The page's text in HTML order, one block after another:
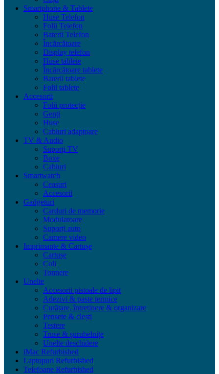
Smartphone & Tablete
Huse Telefon
Folii Telefon
Baterii Telefon
Încărcătoare
Display telefon
Huse tablete
Încărcătoare tablete
Baterii tablete
Folii tablete
Accesorii
Folii protecție
Genți
Huse
Cabluri adaptoare
TV & Audio
Suporți TV
Boxe
Cabluri
Smartwatch
Ceasuri
Accesorii
Gadgeturi
Carduri de memorie
Modulatoare
Suporți auto
Camere video
Imprimante & Cartușe
Cartușe
Coli
Tonnere
Unelte
Accesorii pistoale de lipit
Adezivi & paste termice
Curățare, întreținere & organizare
Pensete & clești
Testere
Truse & șurubelnițe
Unelte deschidere
iMac Refurbished
Laptopuri Refurbished
Telefoane Refurbished